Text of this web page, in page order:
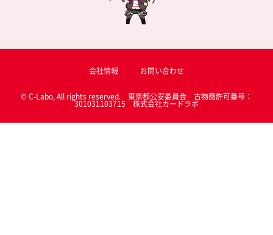
会社情報 お問い合わせ
© C-Labo, All rights reserved. 東京都公安委員会 古物商許可番号：
301031103715 株式会社カードラボ